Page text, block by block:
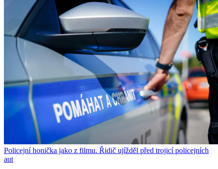
Policejní honička jako z filmu. Řidič ujížděl před trojicí policejních
aut